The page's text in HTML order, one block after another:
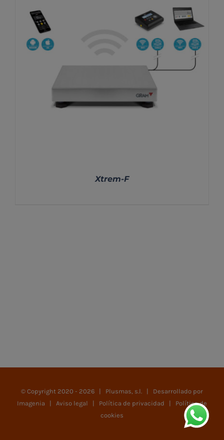
Xtrem-F
© Copyright 2020 - 2026 | Plusmas, s.l. | Desarrollado por
Imagenia | Aviso legal | Política de privacidad | Política de
cookies